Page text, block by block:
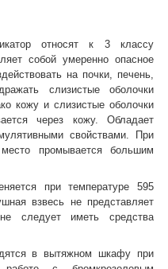
относят к 3 классу
собой умеренно опасное
на почки, печень,
слизистые оболочки
кожу и слизистые оболочки
через кожу. Обладает
свойствами. При
промывается большим
при температуре 595
взвесь не представляет
следует иметь средства
в вытяжном шкафу при